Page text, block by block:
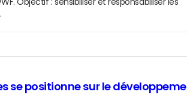
se positionne sur le